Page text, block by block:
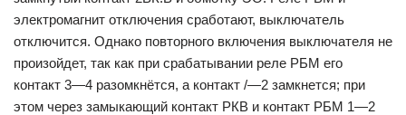
электромагнит отключения сработают, выключатель
отключится. Однако повторного включения выключателя не
произойдет, так как при срабатывании реле РБМ его
контакт 3—4 разомкнётся, а контакт /—2 замкнется; при
этом через замыкающий контакт РКВ и контакт РБМ 1—2